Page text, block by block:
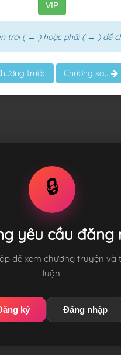
VIP
trái ( ← ) hoặc phải ( → ) để
trước Chương sau
🔒
yêu cầu đăng
để xem chương truyện và
luận.
ký Đăng nhập